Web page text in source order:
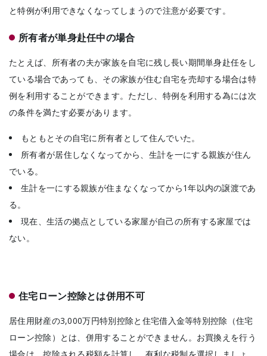
と特例が利用できなくなってしまうので注意が必要です。
所有者が単身赴任中の場合
たとえば、所有者の夫が家族を自宅に残し長い期間単身赴任をし
ている場合であっても、その家族が住む自宅を売却する場合は特
例を利用することができます。ただし、特例を利用する為には次
の条件を満たす必要があります。
もともとその自宅に所有者として住んでいた。
所有者が居住しなくなってから、生計を一にする親族が住ん
でいる。
生計を一にする親族が住まなくなってから1年以内の譲渡であ
る。
現在、生活の拠点としている家屋が自己の所有する家屋では
ない。
住宅ローン控除とは併用不可
居住用財産の3,000万円特別控除と 住宅借入金等特別控除（住宅
ローン控除）とは、併用することができません。お買換えを行う